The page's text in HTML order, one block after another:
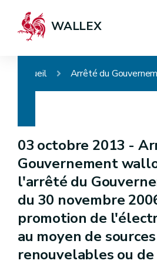
WALLEX
Accueil
03 octobre 2013 -
Gouvernement
l'arrêté du
du 30 novembre
promotion de
au moyen de
renouvelables ou